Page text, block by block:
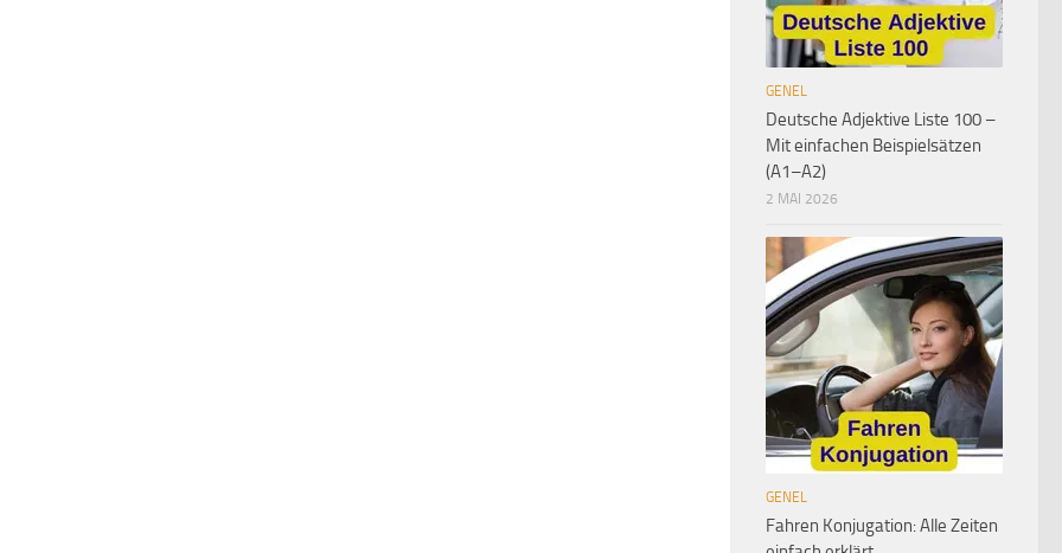
GENEL
Deutsche Adjektive Liste 100 –
Mit einfachen Beispielsätzen
(A1–A2)
2 MAI 2026
GENEL
Fahren Konjugation: Alle Zeiten